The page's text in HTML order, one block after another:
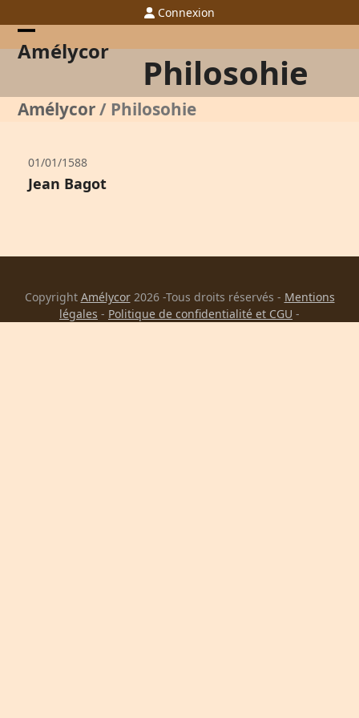
to
content
Connexion
Amélycor
Open
menu
Close
menu
Philosohie
Amélycor/ Philosohie
01/01/1588
Jean Bagot
Copyright Amélycor2026 -Tous droits réservés - Mentions
légales - Politique de confidentialité et CGU -